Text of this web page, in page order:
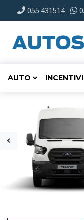
055 431514
AUTO